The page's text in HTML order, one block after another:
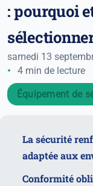
: pourquoi
samedi 13
4 min de lecture
Équipement de
La sécurité
adaptée aux
Conformité